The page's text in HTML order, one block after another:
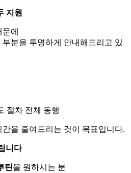
지원
에
분을 투명하게 안내해드리고 있
절차 전체 동행
을 줄여드리는 것이 목표입니다.
니다
틴을 원하시는 분